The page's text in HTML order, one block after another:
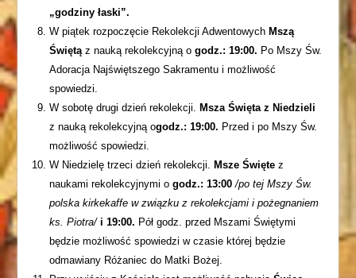
„godziny łaski”.
W piątek rozpoczęcie Rekolekcji Adwentowych Mszą
Świętąz nauką rekolekcyjną ogodz.: 19:00. Po Mszy Św.
Adoracja Najświętszego Sakramentu i możliwość
spowiedzi.
W sobotę drugi dzień rekolekcji. Msza Święta z Niedzieli
z nauką rekolekcyjną ogodz.: 19:00. Przed i po Mszy Św.
możliwość spowiedzi.
W Niedzielę trzeci dzień rekolekcji. Msze Świętez
naukami rekolekcyjnymi o godz.: 13:00/po tej Mszy Św.
polska kirkekaffe w związku z rekolekcjami i pożegnaniem
ks. Piotra/i 19:00. Pół godz. przed Mszami Świętymi
będzie możliwość spowiedzi w czasie której będzie
odmawiany Różaniec do Matki Bożej.